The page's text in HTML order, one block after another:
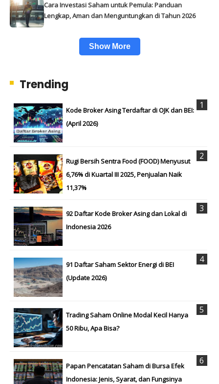
Cara Investasi Saham untuk Pemula: Panduan
Lengkap, Aman dan Menguntungkan di Tahun 2026
Show More
Trending
Kode Broker Asing Terdaftar di OJK dan BEI:
(April 2026)
Rugi Bersih Sentra Food (FOOD) Menyusut
6,76% di Kuartal III 2025, Penjualan Naik
11,37%
92 Daftar Kode Broker Asing dan Lokal di
Indonesia 2026
91 Daftar Saham Sektor Energi di BEI
(Update 2026)
Trading Saham Online Modal Kecil Hanya
50 Ribu, Apa Bisa?
Papan Pencatatan Saham di Bursa Efek
Indonesia: Jenis, Syarat, dan Fungsinya